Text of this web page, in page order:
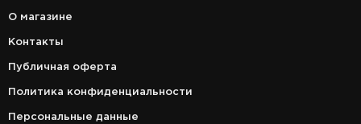
О магазине
Контакты
Публичная оферта
Политика конфиденциальности
Персональные данные